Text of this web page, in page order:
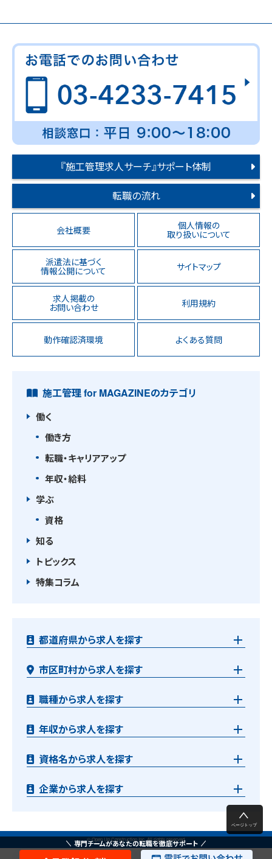
『施工管理求人サーチ』サポート体制
転職の流れ
会社概要 個人情報の
取り扱いについて
派遣法に基づく
情報公開について サイトマップ
求人掲載の
お問い合わせ 利用規約
動作確認済環境 よくある質問
施工管理 for MAGAZINEのカテゴリ
働く
働き方
転職・キャリアアップ
年収・給料
学ぶ
資格
知る
トピックス
特集コラム
都道府県から求人を探す
市区町村から求人を探す
職種から求人を探す
年収から求人を探す
資格名から求人を探す
企業から求人を探す
© Open Up Construction Inc. All rights reserved.
専門チームがあなたの転職を徹底サポート